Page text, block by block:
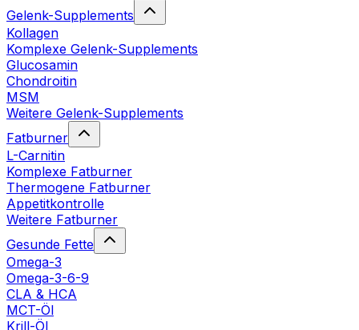
Gelenk-Supplements
Kollagen
Komplexe Gelenk-Supplements
Glucosamin
Chondroitin
MSM
Weitere Gelenk-Supplements
Fatburner
L-Carnitin
Komplexe Fatburner
Thermogene Fatburner
Appetitkontrolle
Weitere Fatburner
Gesunde Fette
Omega-3
Omega-3-6-9
CLA & HCA
MCT-Öl
Krill-Öl